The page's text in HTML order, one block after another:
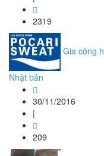
2319
Gia công
Nhật bản
30/11/2016
|
209